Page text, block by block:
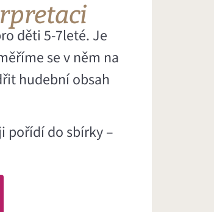
děti 5-7leté. Je
se v něm na
hudební obsah
pořídí do sbírky –